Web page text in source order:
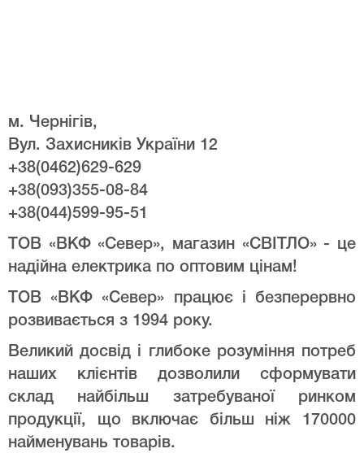
м. Чернігів,
Вул. Захисників України 12
+38(0462)629-629
+38(093)355-08-84
+38(044)599-95-51
ТОВ «ВКФ «Север», магазин «СВІТЛО» - це
надійна електрика по оптовим цінам!
ТОВ «ВКФ «Север» працює і безперервно
розвивається з 1994 року.
Великий досвід і глибоке розуміння потреб
наших клієнтів дозволили сформувати
склад найбільш затребуваної ринком
продукції, що включає більш ніж 170000
найменувань товарів.